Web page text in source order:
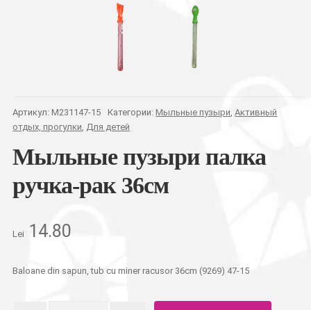
Артикул: M231147-15 Категории: Мыльные пузыри,Активный
отдых, прогулки, Для детей
Мыльные пузыри палка
ручка-рак 36см
Lei 14.80
Baloane din sapun, tub cu miner racusor 36cm (9269) 47-15